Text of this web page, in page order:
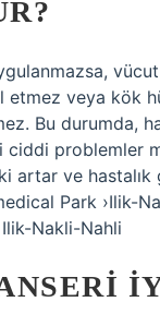
etmez veya kök
Bu durumda,
ciddi problemler
artar ve hastalık
Park ›Ilik-
Nakli-Nahli